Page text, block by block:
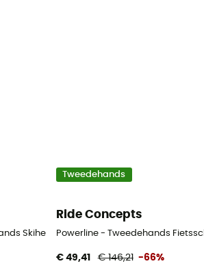
Skihelm - Wit - 52-58 cm
Tweedehands
Ride Concepts
Powerline - Tweedehands
€ 49,41 € 146,21 -66%